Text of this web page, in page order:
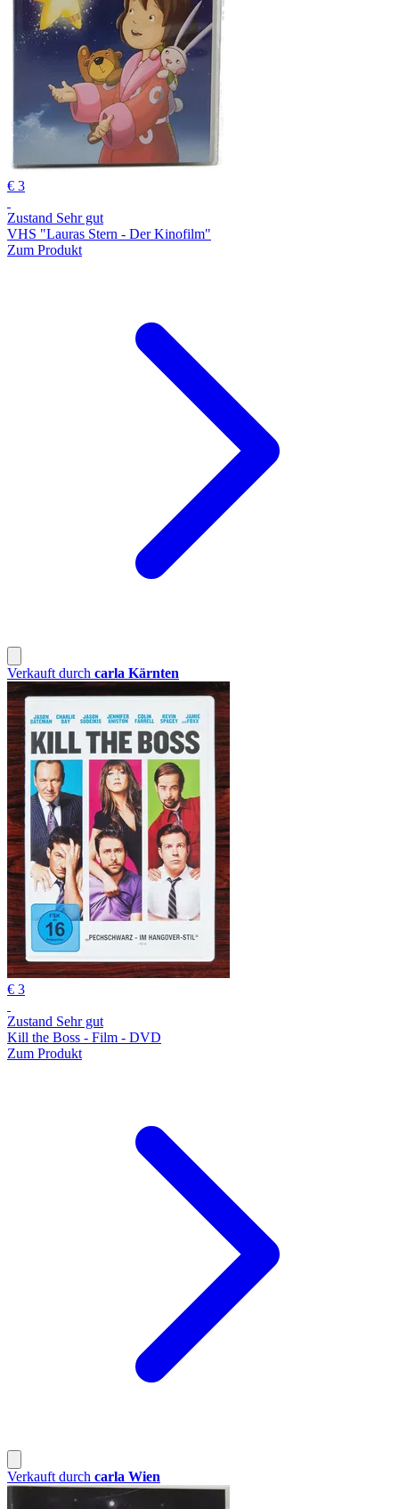
€ 3
Zustand Sehr gut
VHS "Lauras Stern - Der Kinofilm"
Zum Produkt
Verkauft durch carla Kärnten
€ 3
Zustand Sehr gut
Kill the Boss - Film - DVD
Zum Produkt
Verkauft durch carla Wien